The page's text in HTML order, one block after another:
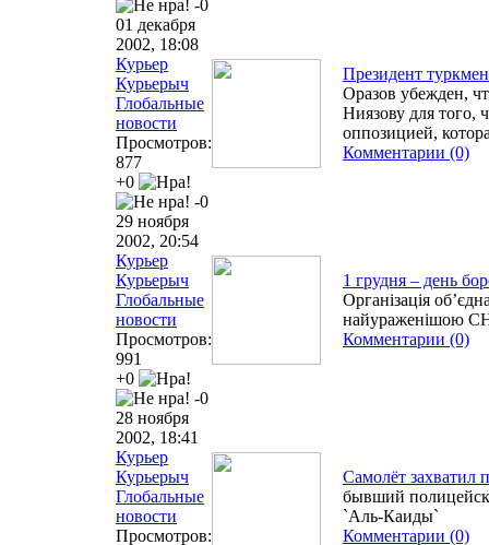
-0
01 декабря
2002, 18:08
Курьер
Курьерыч
Глобальные
новости
Просмотров:
877
+0
-0
Президент
Оразов убежден,
Ниязову для того,
оппозицией,
Комментарии (0)
29 ноября
2002, 20:54
Курьер
Курьерыч
Глобальные
новости
Просмотров:
991
+0
-0
1 грудня – день
Організація
найураженішою
Комментарии (0)
28 ноября
2002, 18:41
Курьер
Курьерыч
Глобальные
новости
Просмотров:
Самолёт захватил
бывший
`Аль-Каиды`
Комментарии (0)